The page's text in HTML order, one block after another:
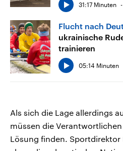
31:17 Minuten
Flucht nach
ukrainische
trainieren
05:14 Minuten
Als sich die Lage allerdings
müssen die
Lösung finden. Sportdirektor